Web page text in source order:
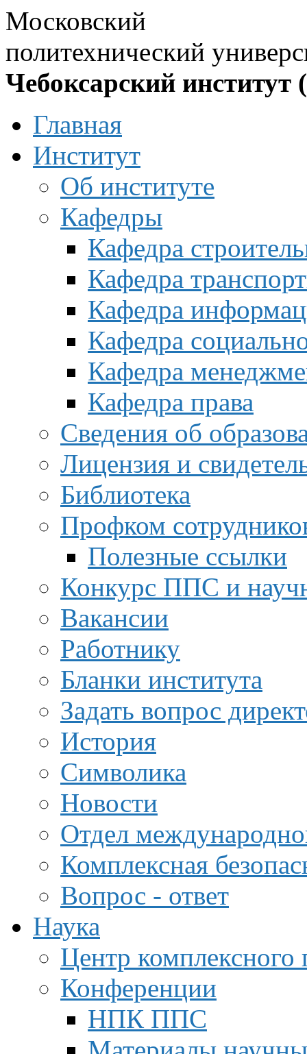
Московский
политехнический
Чебоксарский институт
Главная
Институт
Об институте
Кафедры
Кафедра
Кафедра
Кафедра
Кафедра
Кафедра
Кафедра права
Сведения об
Лицензия и
Библиотека
Профком
Полезные ссылки
Конкурс ППС и
Вакансии
Работнику
Бланки института
Задать вопрос
История
Символика
Новости
Отдел
Комплексная
Вопрос - ответ
Наука
Центр
Конференции
НПК ППС